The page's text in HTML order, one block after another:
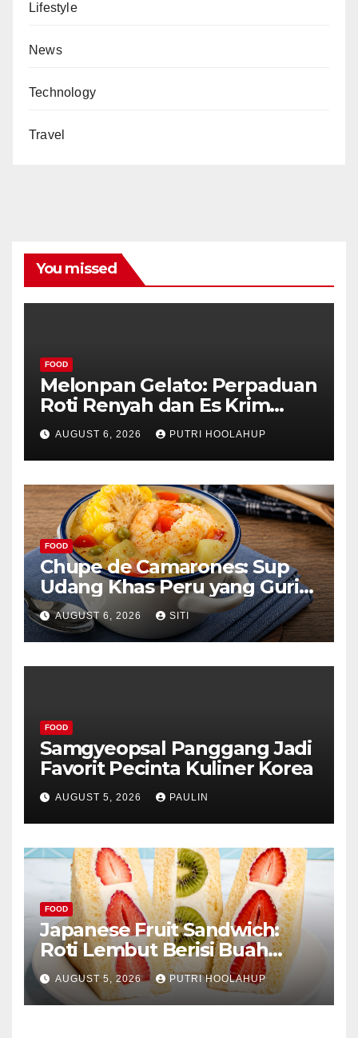
Lifestyle
News
Technology
Travel
You missed
FOOD
Melonpan Gelato: Perpaduan
Roti Renyah dan Es Krim
Lembut yang Menggoda
AUGUST 6, 2026 PUTRI HOOLAHUP
FOOD
Chupe de Camarones: Sup
Udang Khas Peru yang Gurih
Lezat
AUGUST 6, 2026 SITI
FOOD
Samgyeopsal Panggang Jadi
Favorit Pecinta Kuliner Korea
AUGUST 5, 2026 PAULIN
FOOD
Japanese Fruit Sandwich:
Roti Lembut Berisi Buah
Segar yang Memikat Selera
AUGUST 5, 2026 PUTRI HOOLAHUP